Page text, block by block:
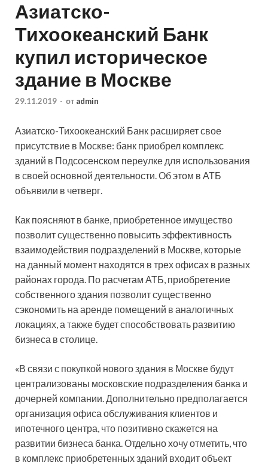
Азиатско-
Тихоокеанский Банк
купил историческое
здание в Москве
29.11.2019 - от admin
Азиатско-Тихоокеанский Банк расширяет свое
присутствие в Москве: банк приобрел комплекс
зданий в Подсосенском переулке для использования
в своей основной деятельности. Об этом в АТБ
объявили в четверг.
Как поясняют в банке, приобретенное имущество
позволитсущественно повысить эффективность
взаимодействия подразделений в Москве, которые
на данный момент находятся в трех офисах в разных
районах города. По расчетам АТБ, приобретение
собственного здания позволит существенно
сэкономить на аренде помещений в аналогичных
локациях, а также будет способствовать развитию
бизнеса в столице.
«В связи с покупкой нового здания в Москве будут
централизованы московские подразделения банка и
дочерней компании. Дополнительно предполагается
организация офиса обслуживания клиентов и
ипотечного центра, что позитивно скажется на
развитии бизнеса банка. Отдельно хочу отметить, что
в комплекс приобретенных зданий входит объект